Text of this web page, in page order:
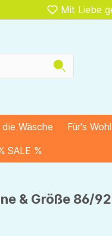
Mit Liebe
die Wäsche Für's
SALE %
& Größe 86/92